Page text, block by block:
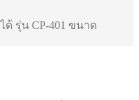
รุ่น CP-401 ขนาด